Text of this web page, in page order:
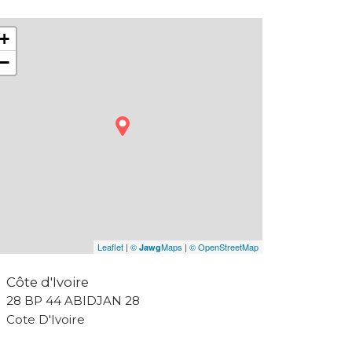
+
−
Leaflet | © JawgMaps | © OpenStreetMap
Côte d'Ivoire
28 BP 44 ABIDJAN 28
Cote D'Ivoire